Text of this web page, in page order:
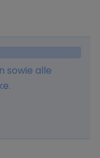
sowie alle